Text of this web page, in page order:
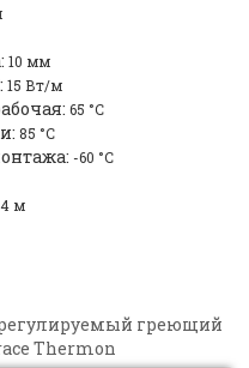
10 мм
15 Вт/м
65 °C
85 °C
-60 °C
м
греющий
Thermon